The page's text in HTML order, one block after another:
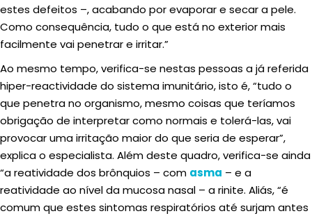
estes defeitos –, acabando por evaporar e secar a pele.
Como consequência, tudo o que está no exterior mais
facilmente vai penetrar e irritar.”
Ao mesmo tempo, verifica-se nestas pessoas a já referida
hiper-reactividade do sistema imunitário, isto é, “tudo o
que penetra no organismo, mesmo coisas que teríamos
obrigação de interpretar como normais e tolerá-las, vai
provocar uma irritação maior do que seria de esperar”,
explica o especialista. Além deste quadro, verifica-se ainda
“a reatividade dos brônquios – com asma – e a
reatividade ao nível da mucosa nasal – a rinite. Aliás, “é
comum que estes sintomas respiratórios até surjam antes